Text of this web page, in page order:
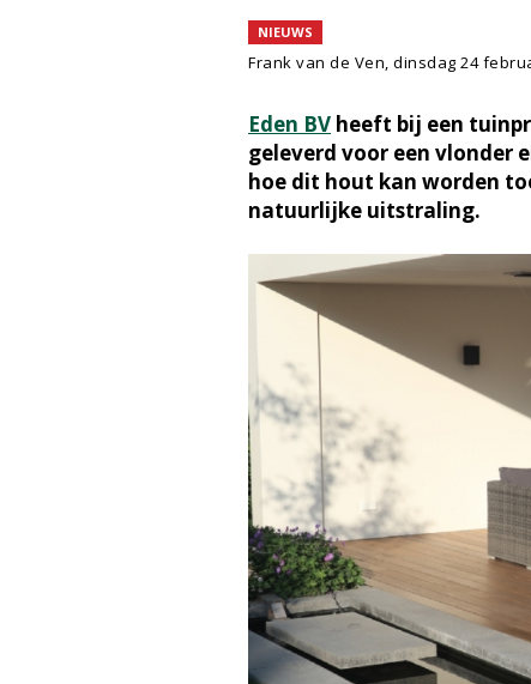
NIEUWS
Frank van de Ven, dinsdag 24
Eden BV heeft bij een
geleverd voor een vlonder
hoe dit hout kan worden
natuurlijke uitstraling.